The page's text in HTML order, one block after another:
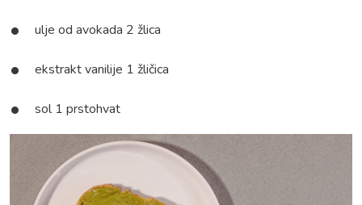
ulje od avokada 2 žlica
ekstrakt vanilije 1 žličica
sol 1 prstohvat